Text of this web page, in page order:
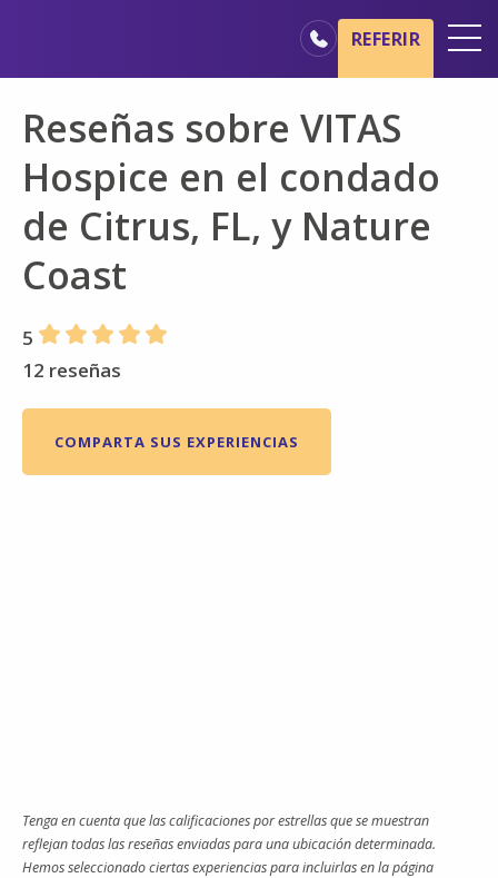
Básicos del cuidado de hospicio
Nuestros servicios
Profesionales médicos
Familiares y cuidadores
REFERIR
Reseñas sobre VITAS
Hospice en el condado
de Citrus, FL, y Nature
Coast
5
12 reseñas
COMPARTA SUS EXPERIENCIAS
Tenga en cuenta que las calificaciones por estrellas que se muestran
reflejan todas las reseñas enviadas para una ubicación determinada.
Hemos seleccionado ciertas experiencias para incluirlas en la página